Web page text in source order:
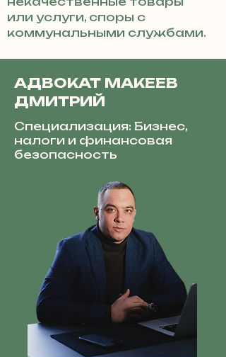
или услуги, споры с
коммунальными службами.
АДВОКАТ МАКЕЕВ
ДМИТРИЙ
Специализация: Бизнес,
налоги и финансовая
безопасность